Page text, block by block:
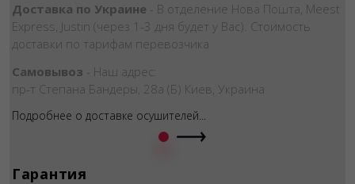
Доставка по Украине - В отделение Нова Пошта, Meest
Express, Justin (через 1-3 дня будет у Вас). Стоимость
доставки по тарифам перевозчика
Самовывоз - Наш адрес:
пр-т Степана Бандеры, 28а (Б) Киев, Украина
Подробнее о доставке осушителей...
Гарантия